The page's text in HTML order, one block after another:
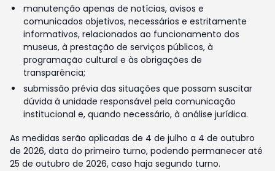
manutenção apenas de notícias, avisos e
comunicados objetivos, necessários e estritamente
informativos, relacionados ao funcionamento dos
museus, à prestação de serviços públicos, à
programação cultural e às obrigações de
transparência;
submissão prévia das situações que possam suscitar
dúvida à unidade responsável pela comunicação
institucional e, quando necessário, à análise jurídica.
As medidas serão aplicadas de 4 de julho a 4 de outubro
de 2026, data do primeiro turno, podendo permanecer até
25 de outubro de 2026, caso haja segundo turno.